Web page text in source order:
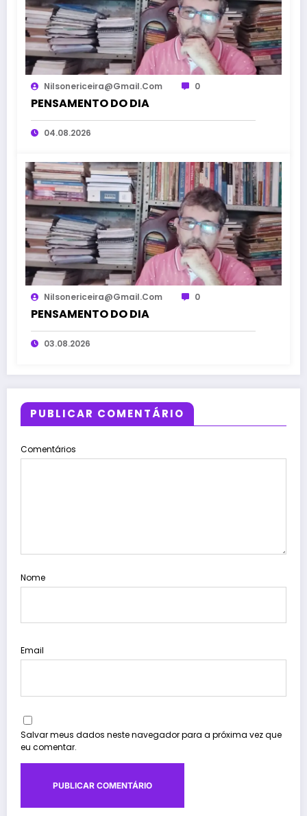
Nilsonericeira@gmail.com 0
PENSAMENTO DO DIA
04.08.2026
Nilsonericeira@gmail.com 0
PENSAMENTO DO DIA
03.08.2026
PUBLICAR COMENTÁRIO
Comentários
Nome
Email
Salvar meus dados neste navegador para a próxima vez que
eu comentar.